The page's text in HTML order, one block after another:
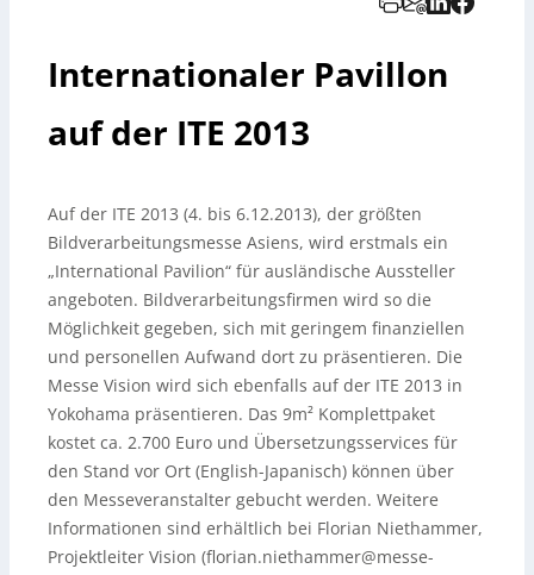
Internationaler Pavillon
auf der ITE 2013
Auf der ITE 2013 (4. bis 6.12.2013), der größten
Bildverarbeitungsmesse Asiens, wird erstmals ein
„International Pavilion“ für ausländische Aussteller
angeboten. Bildverarbeitungsfirmen wird so die
Möglichkeit gegeben, sich mit geringem finanziellen
und personellen Aufwand dort zu präsentieren. Die
Messe Vision wird sich ebenfalls auf der ITE 2013 in
Yokohama präsentieren. Das 9m² Komplettpaket
kostet ca. 2.700 Euro und Übersetzungsservices für
den Stand vor Ort (English-Japanisch) können über
den Messeveranstalter gebucht werden. Weitere
Informationen sind erhältlich bei Florian Niethammer,
Projektleiter Vision (florian.niethammer@messe-